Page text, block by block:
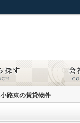
小路東の賃貸物件